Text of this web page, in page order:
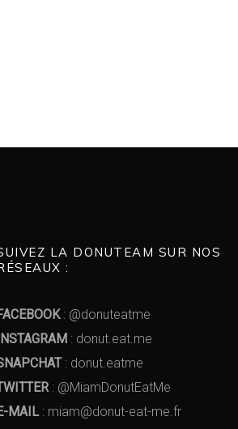
LA DONUTEAM SUR NOS
:
: @donuteatme
: donut.eat.me
: donut.eatme
: @MiamDonutEatMe
MAIL: miam@donut-eat-me.fr